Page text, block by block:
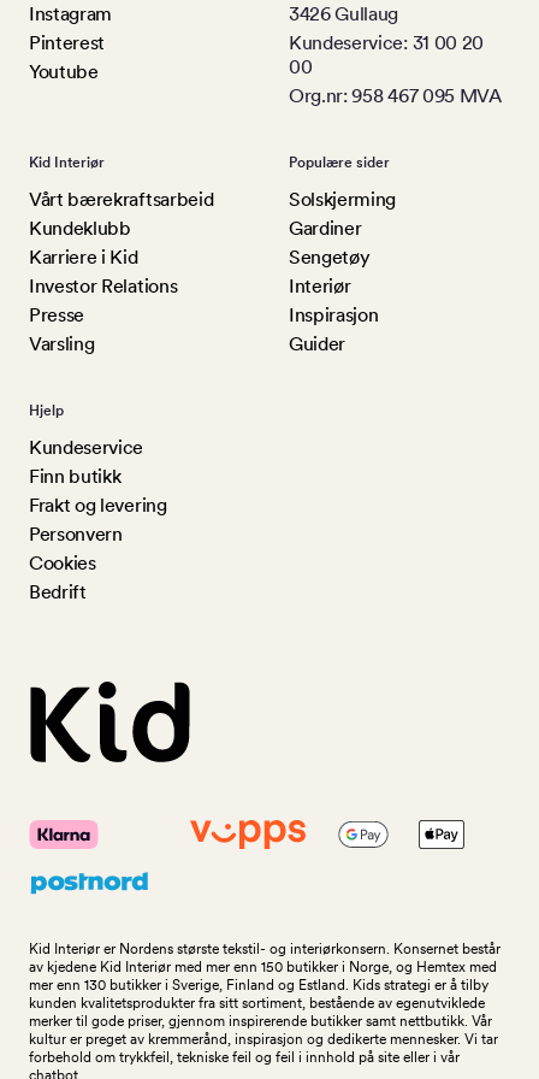
Instagram
Pinterest
Youtube
3426 Gullaug
Kundeservice: 31 00 20
00
Org.nr: 958 467 095 MVA
Kid Interiør
Vårt bærekraftsarbeid
Kundeklubb
Karriere i Kid
Investor Relations
Presse
Varsling
Populære sider
Solskjerming
Gardiner
Sengetøy
Interiør
Inspirasjon
Guider
Hjelp
Kundeservice
Finn butikk
Frakt og levering
Personvern
Cookies
Bedrift
Kid Interiør er Nordens største tekstil- og interiørkonsern. Konsernet består
av kjedene Kid Interiør med mer enn 150 butikker i Norge, og Hemtex med
mer enn 130 butikker i Sverige, Finland og Estland. Kids strategi er å tilby
kunden kvalitetsprodukter fra sitt sortiment, bestående av egenutviklede
merker til gode priser, gjennom inspirerende butikker samt nettbutikk. Vår
kultur er preget av kremmerånd, inspirasjon og dedikerte mennesker. Vi tar
forbehold om trykkfeil, tekniske feil og feil i innhold på site eller i vår
chatbot.